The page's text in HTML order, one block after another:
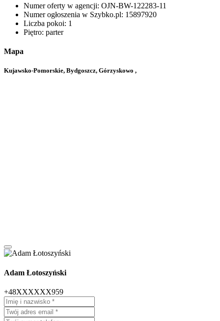
Numer oferty w agencji: OJN-BW-122283-11
Numer ogłoszenia w Szybko.pl: 15897920
Liczba pokoi: 1
Piętro: parter
Mapa
Kujawsko-Pomorskie, Bydgoszcz, Górzyskowo ,
Adam Łotoszyński
+48XXXXXX959